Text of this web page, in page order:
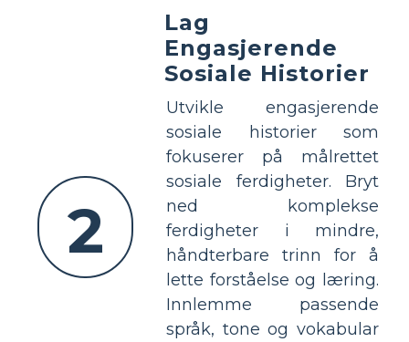
2
Lag
Engasjerende
Sosiale Historier
Utvikle engasjerende
sosiale historier som
fokuserer på målrettet
sosiale ferdigheter. Bryt
ned komplekse
ferdigheter i mindre,
håndterbare trinn for å
lette forståelse og læring.
Innlemme passende
språk, tone og vokabular